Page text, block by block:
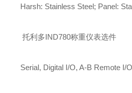
Harsh: Stainless Steel; Panel:
托利多IND780称重仪表选件
Serial, Digital I/O, A-B Remote I/